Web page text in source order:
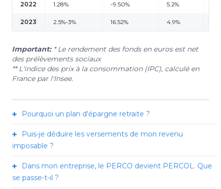
2022 1.28% -9.50% 5.2%
2023 2.5%-3% 16.52% 4.9%
Important:* Le rendement des fonds en euros est net
des prélèvements sociaux
** L'indice des prix à la consommation (IPC), calculé en
France par l'Insee.
Pourquoi un plan d'épargne retraite ?
Puis-je déduire les versements de mon revenu
imposable ?
Dans mon entreprise, le PERCO devient PERCOL. Que
se passe-t-il ?